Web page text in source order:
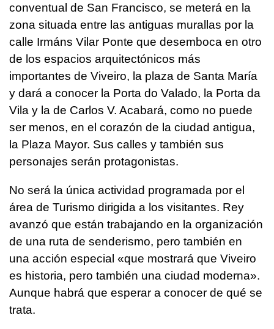
conventual de San Francisco, se meterá en la
zona situada entre las antiguas murallas por la
calle Irmáns Vilar Ponte que desemboca en otro
de los espacios arquitectónicos más
importantes de Viveiro, la plaza de Santa María
y dará a conocer la Porta do Valado, la Porta da
Vila y la de Carlos V. Acabará, como no puede
ser menos, en el corazón de la ciudad antigua,
la Plaza Mayor. Sus calles y también sus
personajes serán protagonistas.
No será la única actividad programada por el
área de Turismo dirigida a los visitantes. Rey
avanzó que están trabajando en la organización
de una ruta de senderismo, pero también en
una acción especial «que mostrará que Viveiro
es historia, pero también una ciudad moderna».
Aunque habrá que esperar a conocer de qué se
trata.